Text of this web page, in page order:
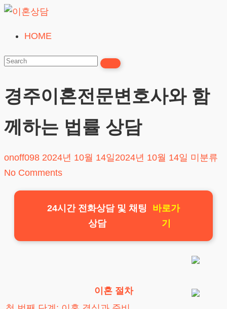
Skip
content
혼
담
24시간365일
HOME
경주이혼전문변호사와 함
께하는 법률 상담
onoff098 2024년 10월 14일 2024년 10월 14일 미분류
No Comments
24시간 전화상담 및 채팅
상담
바로가
기
이혼 절차